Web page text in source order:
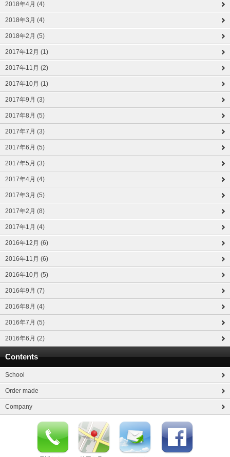
2018年4月 (4)
2018年3月 (4)
2018年2月 (5)
2017年12月 (1)
2017年11月 (2)
2017年10月 (1)
2017年9月 (3)
2017年8月 (5)
2017年7月 (3)
2017年6月 (5)
2017年5月 (3)
2017年4月 (4)
2017年3月 (5)
2017年2月 (8)
2017年1月 (4)
2016年12月 (6)
2016年11月 (6)
2016年10月 (5)
2016年9月 (7)
2016年8月 (4)
2016年7月 (5)
2016年6月 (2)
Contents
School
Order made
Company